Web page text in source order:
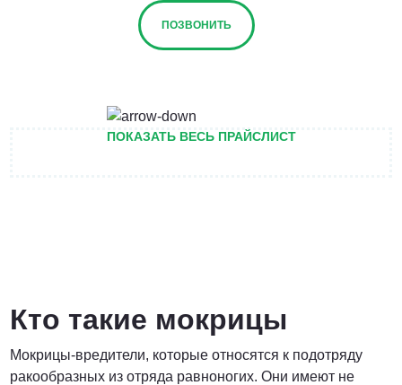
ПОЗВОНИТЬ
Договорная
ПОКАЗАТЬ ВЕСЬ ПРАЙСЛИСТ
Кто такие мокрицы
Мокрицы-вредители, которые относятся к подотряду
ракообразных из отряда равноногих. Они имеют не